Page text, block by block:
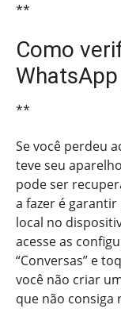
**
Como
**
Se você perdeu
teve seu
pode ser
a fazer é
local no
acesse as
“Conversas” e
você não criar
que não consiga